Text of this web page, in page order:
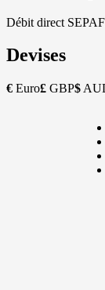
Débit direct SEPA
Devises
€ Euro£ GBP$